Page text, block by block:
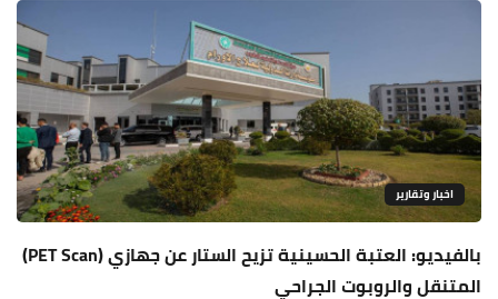
اخبار وتقارير
بالفيديو: العتبة الحسينية تزيح الستار عن جهازي (PET Scan)
المتنقل والروبوت الجراحي